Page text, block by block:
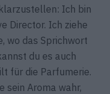
Ich bin
Director. Ich ziehe
wo das Sprichwort
du es auch
für die Parfumerie.
sein Aroma wahr,